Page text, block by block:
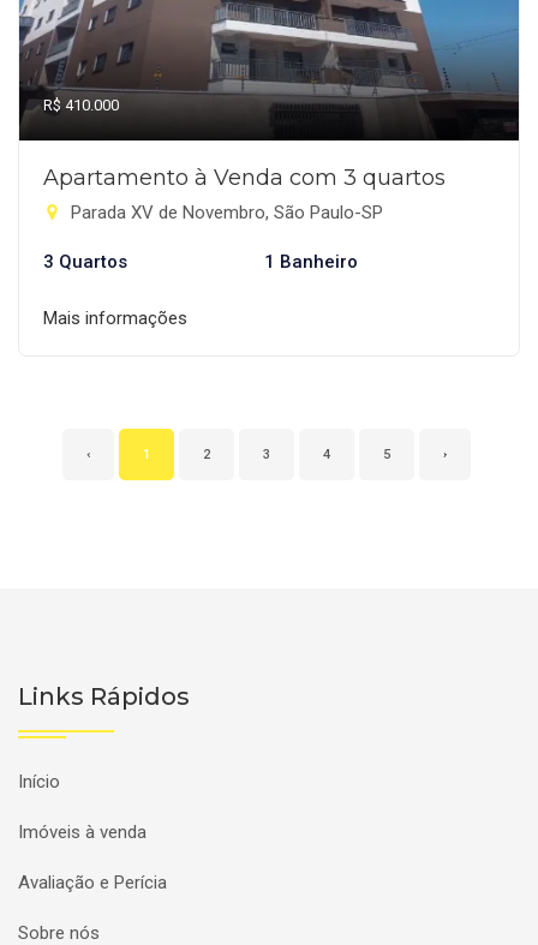
R$ 410.000
Apartamento à Venda com 3 quartos
Parada XV de Novembro, São Paulo-SP
3 Quartos 1 Banheiro
Mais informações
‹ 1 2 3 4 5 ›
Links Rápidos
Início
Imóveis à venda
Avaliação e Perícia
Sobre nós